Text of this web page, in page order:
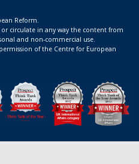
Reform.
circulate in any way the content from
and non-commercial use.
of the Centre for European